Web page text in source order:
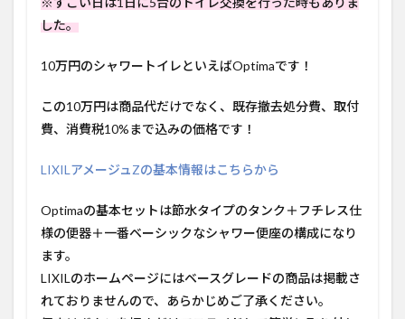
した。
10万円のシャワートイレといえばOptimaです！
この10万円は商品代だけでなく、既存撤去処分費、取付
費、消費税10%まで込みの価格です！
LIXILアメージュZの基本情報はこちらから
Optimaの基本セットは節水タイプのタンク＋フチレス仕
様の便器＋一番ベーシックなシャワー便座の構成になり
ます。
LIXILのホームページにはベースグレードの商品は掲載さ
れておりませんので、あらかじめご了承ください。